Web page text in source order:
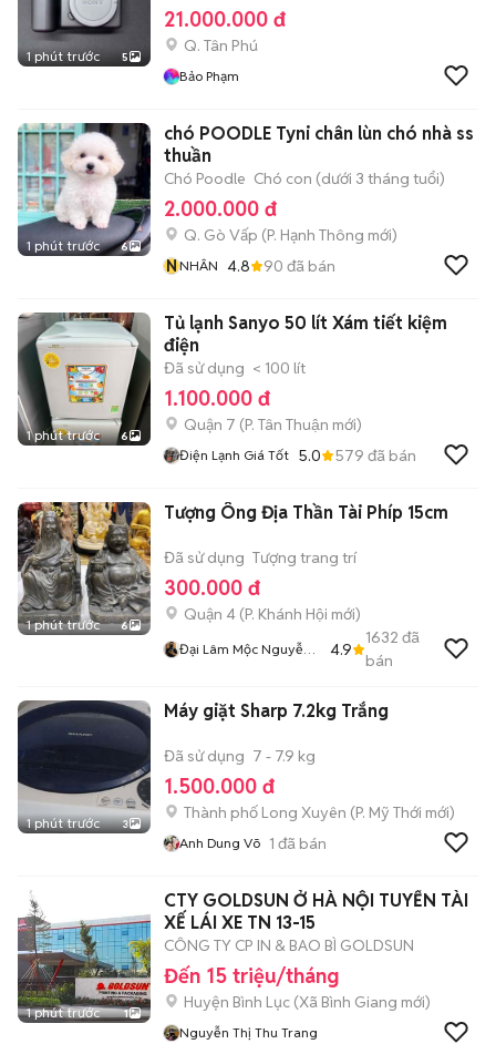
1 phút trước 5
21.000.000 đ
Q. Tân Phú
Bảo Phạm
1 phút trước 6
chó POODLE Tyni chân lùn chó nhà ss
thuần
Chó Poodle Chó con (dưới 3 tháng tuổi)
2.000.000 đ
Q. Gò Vấp (P. Hạnh Thông mới)
NNHÂN 4.8 90 đã bán
1 phút trước 6
Tủ lạnh Sanyo 50 lít Xám tiết kiệm
điện
Đã sử dụng < 100 lít
1.100.000 đ
Quận 7 (P. Tân Thuận mới)
Điện Lạnh Giá Tốt 5.0 579 đã bán
1 phút trước 6
Tượng Ông Địa Thần Tài Phíp 15cm
Đã sử dụng Tượng trang trí
300.000 đ
Quận 4 (P. Khánh Hội mới)
Đại Lâm Mộc Nguyễn
4.9
1632 đã
bán
1 phút trước 3
Máy giặt Sharp 7.2kg Trắng
Đã sử dụng 7 - 7.9 kg
1.500.000 đ
Thành phố Long Xuyên (P. Mỹ Thới mới)
Anh Dung Võ 1 đã bán
1 phút trước 1
CTY GOLDSUN Ở HÀ NỘI TUYỂN TÀI
XẾ LÁI XE TN 13-15
CÔNG TY CP IN & BAO BÌ GOLDSUN
Đến 15 triệu/tháng
Huyện Bình Lục (Xã Bình Giang mới)
Nguyễn Thị Thu Trang